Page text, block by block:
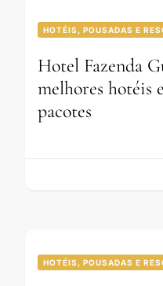
HOTÉIS, POUSADAS E
Hotel Fazenda
melhores hotéis
pacotes
HOTÉIS, POUSADAS E